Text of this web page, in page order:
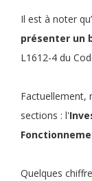
Il est à noter qu’
présenter un
L1612-4 du
Factuellement,
sections : l'
Quelques